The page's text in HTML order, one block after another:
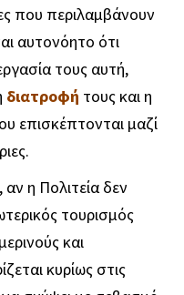
που περιλαμβάνουν
αυτονόητο ότι
τους αυτή,
διατροφή τους και η
επισκέπτονται μαζί
η Πολιτεία δεν
τουρισμός
και
κυρίως στις